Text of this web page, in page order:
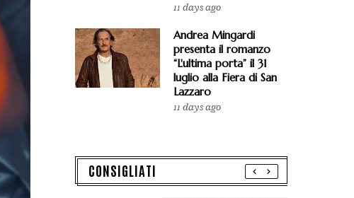
11 days ago
Andrea Mingardi
presenta il romanzo
“L'ultima porta” il 31
luglio alla Fiera di San
Lazzaro
11 days ago
CONSIGLIATI